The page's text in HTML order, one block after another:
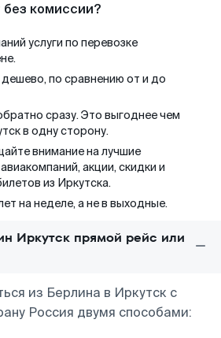
комиссии?
услуги по перевозке
по сравнению от и до
сразу. Это выгоднее чем
в одну сторону.
внимание на лучшие
акции, скидки и
из Иркутска.
на неделе, а не в выходные.
Иркутск прямой рейс или
из Берлина в Иркутск с
Россия двумя способами: